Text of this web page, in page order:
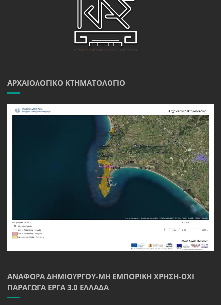
ΑΡΧΑΙΟΛΟΓΙΚΌ ΚΤΗΜΑΤΟΛΌΓΙΟ
ΑΝΑΦΟΡΆ ΔΗΜΙΟΥΡΓΟΎ-ΜΗ ΕΜΠΟΡΙΚΉ ΧΡΉΣΗ-ΌΧΙ
ΠΑΡΆΓΩΓΑ ΈΡΓΑ 3.0 ΕΛΛΆΔΑ